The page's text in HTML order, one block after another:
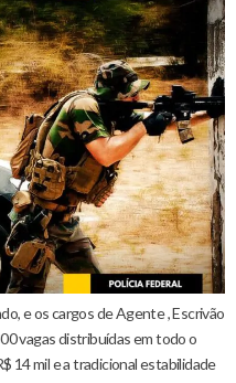
e os cargos de Agente , Escrivão
vagas distribuídas em todo o
14 mil e a tradicional estabilidade